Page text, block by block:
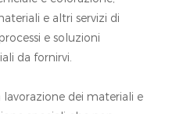
e altri servizi di
e soluzioni
da fornirvi.
dei materiali e